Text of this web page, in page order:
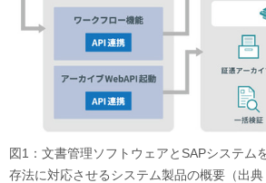
図1：文書管理ソフトウェアとSAPシステム
存法に対応させるシステム製品の概要（出典